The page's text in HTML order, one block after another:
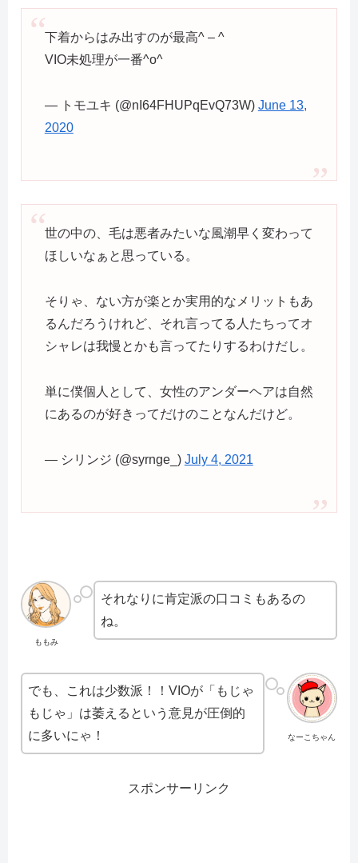
下着からはみ出すのが最高^ – ^
VIO未処理が一番^o^
— トモユキ (@nI64FHUPqEvQ73W) June 13,
2020
世の中の、毛は悪者みたいな風潮早く変わって
ほしいなぁと思っている。
そりゃ、ない方が楽とか実用的なメリットもあ
るんだろうけれど、それ言ってる人たちってオ
シャレは我慢とかも言ってたりするわけだし。
単に僕個人として、女性のアンダーヘアは自然
にあるのが好きってだけのことなんだけど。
— シリンジ (@syrnge_) July 4, 2021
ももみ
それなりに肯定派の口コミもあるの
ね。
なーこちゃん
でも、これは少数派！！VIOが「もじゃ
もじゃ」は萎えるという意見が圧倒的
に多いにゃ！
スポンサーリンク